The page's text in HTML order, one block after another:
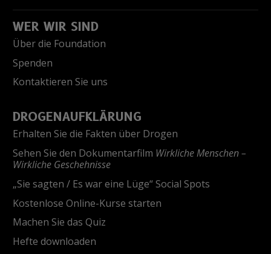
WER WIR SIND
Über die Foundation
Spenden
Kontaktieren Sie uns
DROGENAUFKLÄRUNG
Erhalten Sie die Fakten über Drogen
Sehen Sie den Dokumentarfilm Wirkliche Menschen –
Wirkliche Geschehnisse
„Sie sagten / Es war eine Lüge“ Social Spots
Kostenlose Online-Kurse starten
Machen Sie das Quiz
Hefte downloaden